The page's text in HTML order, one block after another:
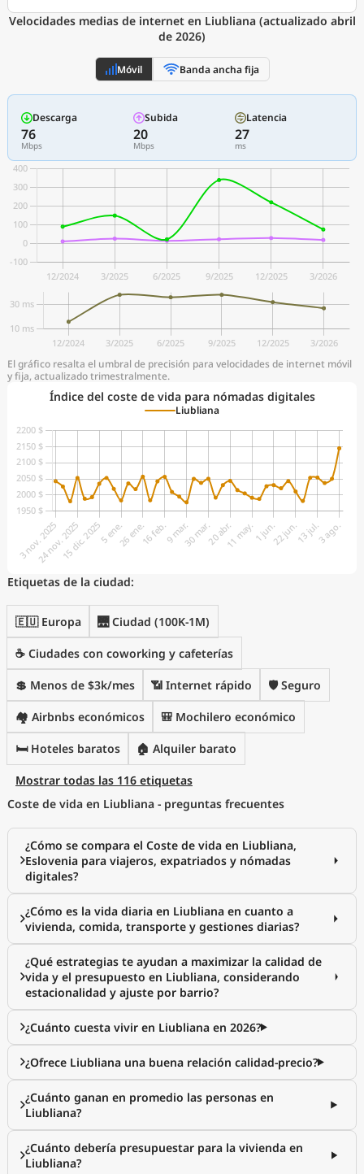
Velocidades medias de internet en Liubliana (actualizado abril
de 2026)
Móvil Banda ancha fija
Descarga
76
Mbps
Subida
20
Mbps
Latencia
27
ms
El gráfico resalta el umbral de precisión para velocidades de internet móvil
y fija, actualizado trimestralmente.
Índice del coste de vida para nómadas digitales
Liubliana
Etiquetas de la ciudad:
🇪🇺 Europa 🌉 Ciudad (100K-1M)
☕ Ciudades con coworking y cafeterías
💲 Menos de $3k/mes 📶 Internet rápido 🛡️ Seguro
🏘️ Airbnbs económicos 🎒 Mochilero económico
🛏️ Hoteles baratos 🏠 Alquiler barato
Mostrar todas las 116 etiquetas
Coste de vida en Liubliana - preguntas frecuentes
¿Cómo se compara el Coste de vida en Liubliana,
Eslovenia para viajeros, expatriados y nómadas
digitales?
¿Cómo es la vida diaria en Liubliana en cuanto a
vivienda, comida, transporte y gestiones diarias?
¿Qué estrategias te ayudan a maximizar la calidad de
vida y el presupuesto en Liubliana, considerando
estacionalidad y ajuste por barrio?
¿Cuánto cuesta vivir en Liubliana en 2026?
¿Ofrece Liubliana una buena relación calidad-precio?
¿Cuánto ganan en promedio las personas en
Liubliana?
¿Cuánto debería presupuestar para la vivienda en
Liubliana?